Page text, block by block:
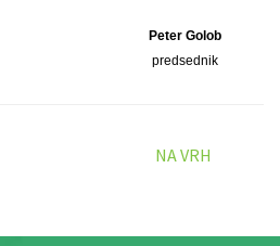
Peter Golob
predsednik
NA VRH